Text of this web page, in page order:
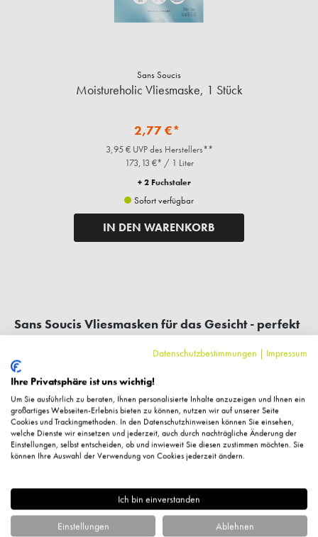
Sans Soucis
Moistureholic Vliesmaske, 1 Stück
2,77 €*
3,95 € UVP des Herstellers**
173,13 €* / 1 Liter
+ 2 Fuchstaler
Sofort verfügbar
IN DEN WARENKORB
Sans Soucis Vliesmasken für das Gesicht - perfekt
für den Beauty-Alltag
Tuchmasken sind sehr alltagstauglich und ganz einfach in der
Pflegeanwendung. Gleichzeitig entfaltet die Gesichtsmaske
sehr schnell ihre Schönheitswirkung. Die Vliesmasken
schenken jedem Hauttyp im Handumdrehen ein erfrischtes
und rundum vitales Aussehen. Jede Maske setzt dabei auf
reinstes Thermalwasser aus Baden-Baden. Auf seinem Weg
Beste aus der Natur mit: Wertvolle Mineralstoffe und
Spurenelemente! Auf diese Weise wird aus dem
Thermalwasser ein echtes Schönheitselixier, das die Haut
Datenschutzbestimmungen | Impressum
Ihre Privatsphäre ist uns wichtig!
Um Sie ausführlich zu beraten, Ihnen personalisierte Inhalte anzuzeigen und Ihnen ein
großartiges Webseiten-Erlebnis bieten zu können, nutzen wir auf unserer Seite
Cookies und Trackingmethoden. In den Datenschutzhinweisen können Sie einsehen,
welche Dienste wir einsetzen und jederzeit, auch durch nachträgliche Änderung der
Einstellungen, selbst entscheiden, ob und inwieweit Sie diesen zustimmen möchten. Sie
können Ihre Auswahl der Verwendung von Cookies jederzeit ändern.
Ich bin einverstanden
Einstellungen Ablehnen